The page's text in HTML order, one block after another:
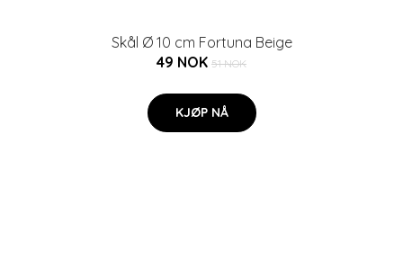
Skål Ø 10 cm Fortuna Beige
49 NOK 51 NOK
KJØP NÅ